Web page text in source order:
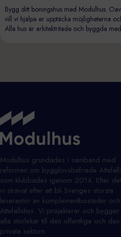
Bygg ditt boningshus med Modulhus.
vill vi hjälpa er upptäcka möjligheterna
Alla hus är arkitektritade och byggda
Modulhus grundades i samband med
reformen om bygglovsbefriade
som klubbades igenom 2014. Efter
vi strävat efter att bli Sveriges största
leverantör av komplementbostäder och
Attefallshus. Vi projekterar och bygger
alla storlekar till den offentliga och den
privata sektorn.